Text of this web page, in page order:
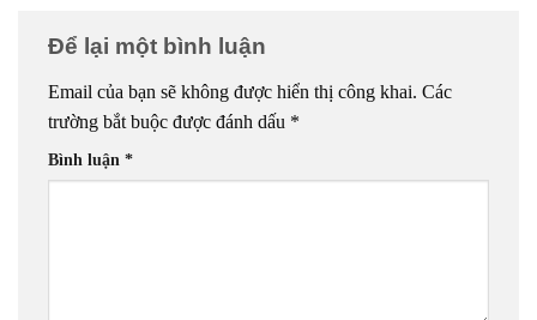
Để lại một bình luận
Email của bạn sẽ không được hiển thị công khai. Các
trường bắt buộc được đánh dấu *
Bình luận *